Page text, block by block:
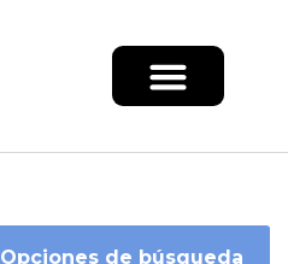
Opciones de búsqueda